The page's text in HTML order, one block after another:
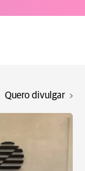
Quero divulgar